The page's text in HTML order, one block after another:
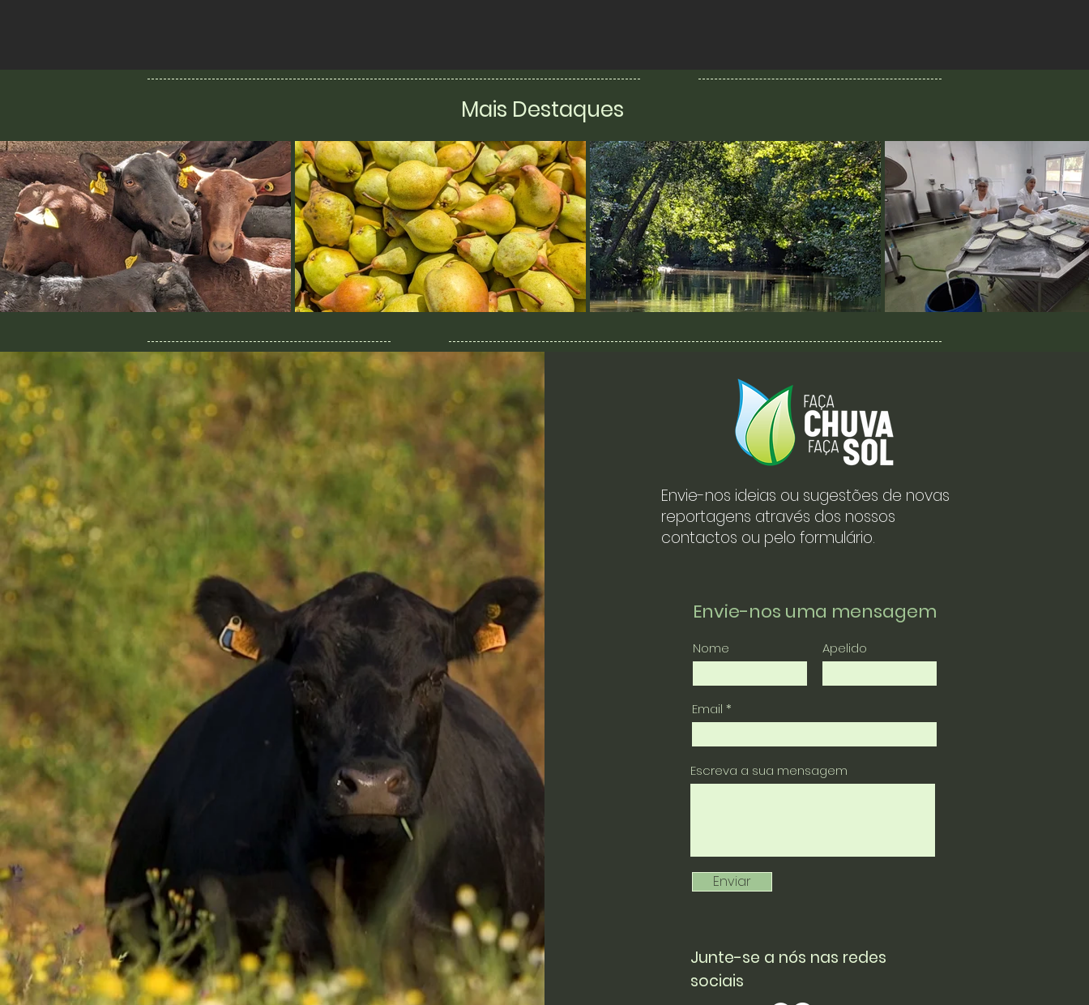
Mais Destaques
Envie-nos ideias ou sugestões de novas
reportagens através dos nossos
contactos ou pelo formulário.
Envie-nos uma mensagem
Nome Apelido
Email
Escreva a sua mensagem
Enviar
Junte-se a nós nas redes
sociais